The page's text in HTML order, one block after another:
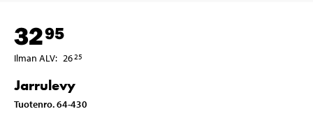
3295
Ilman ALV: 2625
Jarrulevy
Tuotenro.64-430